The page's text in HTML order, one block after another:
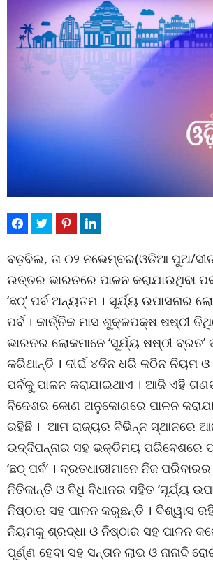
ବଡ଼ବିଲ, ତା ୦୨ ନଭେମ୍ବର(ଓଡିଆ ପୁଅ/
ଉତ୍ତର ଭାରତରେ ପାଳନ କରାଯାଉଥିବା
‘ଛଠ୍’ ପର୍ବ ଅନ୍ୟତମ । ସୂର୍ଯ୍ୟ ଉପାସନାର
ପର୍ବ । କାର୍ତ୍ତିକ ମାସ ଶୁକ୍ଳପକ୍ଷ ଷଷ୍ଠୀ
ଭାରତର ଲୋକମାନେ ‘ସୂର୍ଯ୍ୟ ଷଷ୍ଠୀ ବ୍ରତ’
କରିଥାନ୍ତି । ଦୀର୍ଘ ୪ଦିନ ଧରି କଠିନ ନିୟମ
ପର୍ବକୁ ପାଳନ କରାଯାଇଥାଏ । ଆଜି ଏହି
ବିଦେଶର କୋଣ ଅନୁକୋଣରେ ପାଳନ
ରହିଛି । ଆମ ରାଜ୍ୟର ବିଭିନ୍ନ ସ୍ଥାନରେ
ଉଦ୍ଦିପନ୍ନାର ସହ ଭକ୍ତିମୟ ପରିବେଶରେ
‘ଛଠ୍ ପର୍ବ’ । ବ୍ରତଧାରୀମାନେ ନିଜ
ନିତିକାନ୍ତି ଓ ବିଧି ବିଧାନର ସହିତ ‘ସୂର୍ଯ୍ୟ
ନିଷ୍ଠାର ସହ ପାଳନ କରୁଛନ୍ତି । ବିଶ୍ୱାସ
ନିୟମକୁ ଶ୍ରଦ୍ଧା ଓ ନିଷ୍ଠାର ସହ ପାଳନ
ପୂର୍ଣ୍ଣ ହେବା ସହ ସନ୍ତାନ ଲାଭ ଓ ନାନାଦି